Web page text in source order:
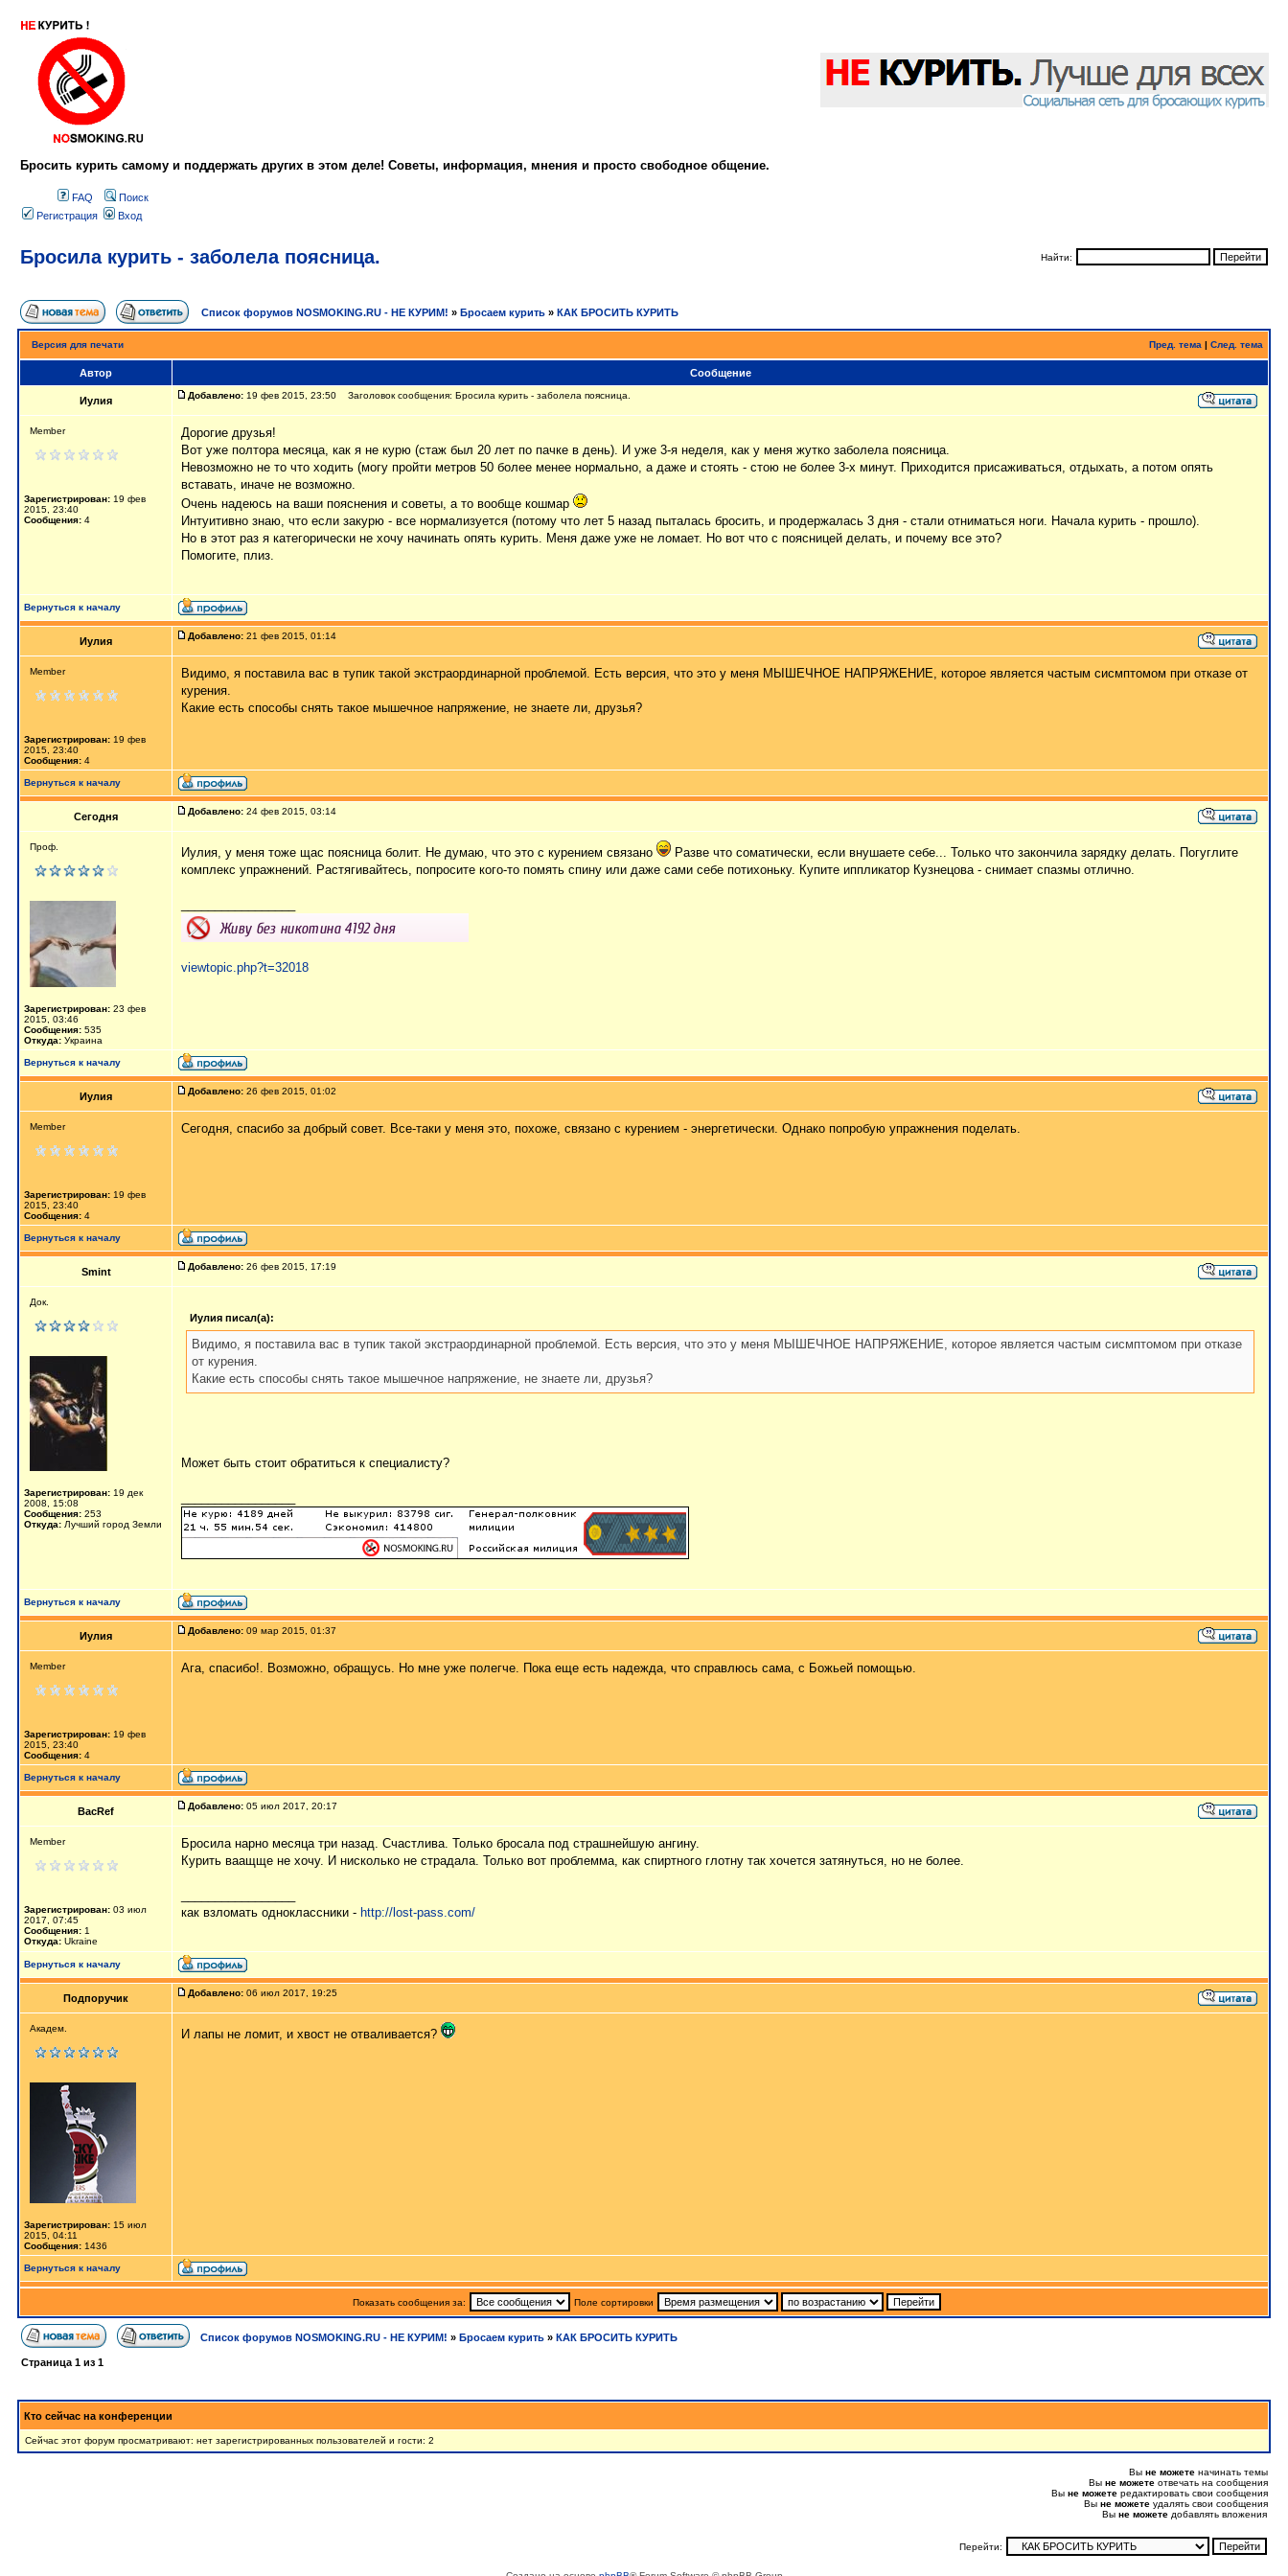
Бросить курить самому и поддержать других в этом деле! Советы, информация, мнения и просто свободное общение.
FAQ
Поиск
Регистрация
Вход
Бросила курить - заболела поясница. Найти:
Список форумов NOSMOKING.RU - НЕ КУРИМ! » Бросаем курить » КАК БРОСИТЬ КУРИТЬ
Версия для печати Пред. тема | След. тема
Автор Сообщение
Иулия Добавлено: 19 фев 2015, 23:50 Заголовок сообщения: Бросила курить - заболела поясница.
Member
Зарегистрирован: 19 фев
2015, 23:40
Сообщения: 4
Дорогие друзья!
Вот уже полтора месяца, как я не курю (стаж был 20 лет по пачке в день). И уже 3-я неделя, как у меня жутко заболела поясница.
Невозможно не то что ходить (могу пройти метров 50 более менее нормально, а даже и стоять - стою не более 3-х минут. Приходится присаживаться, отдыхать, а потом опять
вставать, иначе не возможно.
Очень надеюсь на ваши пояснения и советы, а то вообще кошмар
Интуитивно знаю, что если закурю - все нормализуется (потому что лет 5 назад пыталась бросить, и продержалась 3 дня - стали отниматься ноги. Начала курить - прошло).
Но в этот раз я категорически не хочу начинать опять курить. Меня даже уже не ломает. Но вот что с поясницей делать, и почему все это?
Помогите, плиз.
Вернуться к началу
Иулия Добавлено: 21 фев 2015, 01:14
Member
Зарегистрирован: 19 фев
2015, 23:40
Сообщения: 4
Видимо, я поставила вас в тупик такой экстраординарной проблемой. Есть версия, что это у меня МЫШЕЧНОЕ НАПРЯЖЕНИЕ, которое является частым сисмптомом при отказе от
курения.
Какие есть способы снять такое мышечное напряжение, не знаете ли, друзья?
Вернуться к началу
Сегодня Добавлено: 24 фев 2015, 03:14
Проф.
Зарегистрирован: 23 фев
2015, 03:46
Сообщения: 535
Откуда: Украина
Иулия, у меня тоже щас поясница болит. Не думаю, что это с курением связано
Разве что соматически, если внушаете себе... Только что закончила зарядку делать. Погуглите
комплекс упражнений. Растягивайтесь, попросите кого-то помять спину или даже сами себе потихоньку. Купите иппликатор Кузнецова - снимает спазмы отлично.
viewtopic.php?t=32018
Вернуться к началу
Иулия Добавлено: 26 фев 2015, 01:02
Member
Зарегистрирован: 19 фев
2015, 23:40
Сообщения: 4
Сегодня, спасибо за добрый совет. Все-таки у меня это, похоже, связано с курением - энергетически. Однако попробую упражнения поделать.
Вернуться к началу
Smint Добавлено: 26 фев 2015, 17:19
Док.
Зарегистрирован: 19 дек
2008, 15:08
Сообщения: 253
Откуда: Лучший город Земли
Иулия писал(а):
Видимо, я поставила вас в тупик такой экстраординарной проблемой. Есть версия, что это у меня МЫШЕЧНОЕ НАПРЯЖЕНИЕ, которое является частым сисмптомом при отказе
от курения.
Какие есть способы снять такое мышечное напряжение, не знаете ли, друзья?
Может быть стоит обратиться к специалисту?
Вернуться к началу
Иулия Добавлено: 09 мар 2015, 01:37
Member
Зарегистрирован: 19 фев
2015, 23:40
Сообщения: 4
Ага, спасибо!. Возможно, обращусь. Но мне уже полегче. Пока еще есть надежда, что справлюсь сама, с Божьей помощью.
Вернуться к началу
BacRef Добавлено: 05 июл 2017, 20:17
Member
Зарегистрирован: 03 июл
2017, 07:45
Сообщения: 1
Откуда: Ukraine
Бросила нарно месяца три назад. Счастлива. Только бросала под страшнейшую ангину.
Курить ваащще не хочу. И нисколько не страдала. Только вот проблемма, как спиртного глотну так хочется затянуться, но не более.
как взломать одноклассники - http://lost-pass.com/
Вернуться к началу
Подпоручик Добавлено: 06 июл 2017, 19:25
Академ.
Зарегистрирован: 15 июл
2015, 04:11
Сообщения: 1436
И лапы не ломит, и хвост не отваливается?
Вернуться к началу
Показать сообщения за: Поле сортировки
Список форумов NOSMOKING.RU - НЕ КУРИМ! » Бросаем курить » КАК БРОСИТЬ КУРИТЬ
Страница 1 из 1
Кто сейчас на конференции
Сейчас этот форум просматривают: нет зарегистрированных пользователей и гости: 2
Вы не можете начинать темы
Вы не можете отвечать на сообщения
Вы не можете редактировать свои сообщения
Вы не можете удалять свои сообщения
Вы не можете добавлять вложения
Перейти: